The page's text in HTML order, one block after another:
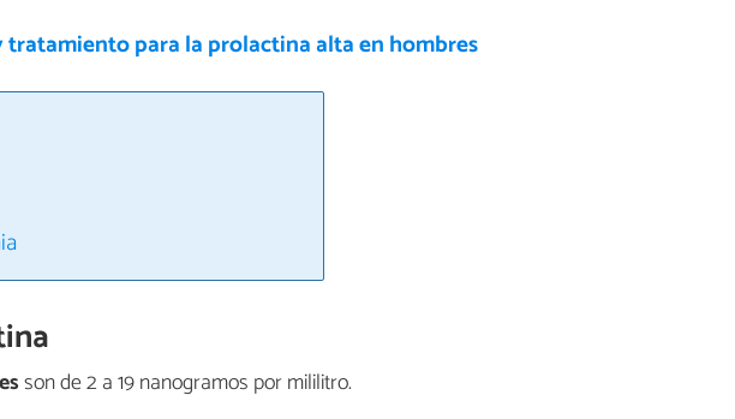
tratamiento para la prolactina alta en hombres
son de 2 a 19 nanogramos por mililitro.